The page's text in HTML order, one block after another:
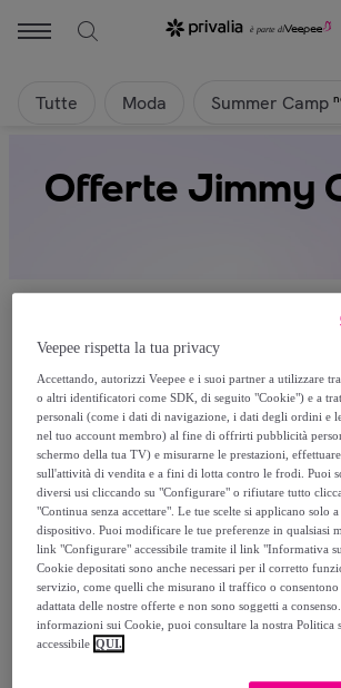
Tutte Moda Summer Camp
Offerte Jimmy
Attualmente non è
prodotto.
Registrati e accedi a tutti i prodotti
membri.
Accedi
Veepee rispetta la tua privacy
Accettando, autorizzi Veepee e i suoi partner a utilizzare
o altri identificatori come SDK, di seguito "Cookie") e a
personali (come i dati di navigazione, i dati degli ordini e
nel tuo account membro) al fine di offrirti pubblicità
schermo della tua TV) e misurarne le prestazioni,
sull'attività di vendita e a fini di lotta contro le frodi. Puoi
diversi usi cliccando su "Configurare" o rifiutare tutto
"Continua senza accettare". Le tue scelte si applicano solo
dispositivo. Puoi modificare le tue preferenze in qualsiasi
link "Configurare" accessibile tramite il link "Informativa
Cookie depositati sono anche necessari per il corretto
servizio, come quelli che misurano il traffico o consentono
adattata delle nostre offerte e non sono soggetti a
informazioni sui Cookie, puoi consultare la nostra Politica
accessibile QUI.